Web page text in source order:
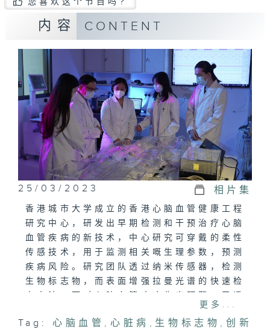
内容 CONTENT
25/03/2023 相片集
香港城市⼤学成立的香港⼼脑⾎管健康⼯程
研究中⼼，研发出早期检测和⼲预治疗⼼脑
⾎管疾病的新技术，中⼼研究可穿戴的柔性
传感技术，⽤于监测相关嘅⽣理参数，预测
疾病风险。研究团队透过纳米传感器，检测
⽣物标志物，而表⾯增强拉曼光谱的快速检
过多模钛⾎管同分⼦成像技术，检测到⾎管
里好微细的病变，团队并研究利⽤微纳机械
更多...
Tag: ⼼脑⾎管 , ⼼脏病 , ⽣物标志物 , 创新